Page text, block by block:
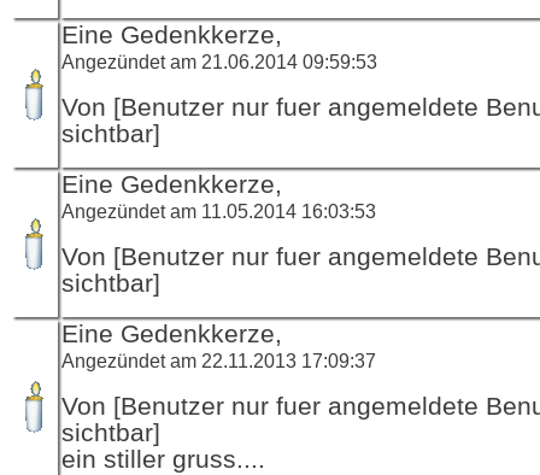
Eine Gedenkkerze,
Angezündet am 21.06.2014 09:59:53
Von [Benutzer nur fuer angemeldete
sichtbar]
Eine Gedenkkerze,
Angezündet am 11.05.2014 16:03:53
Von [Benutzer nur fuer angemeldete
sichtbar]
Eine Gedenkkerze,
Angezündet am 22.11.2013 17:09:37
Von [Benutzer nur fuer angemeldete
sichtbar]
ein stiller gruss....